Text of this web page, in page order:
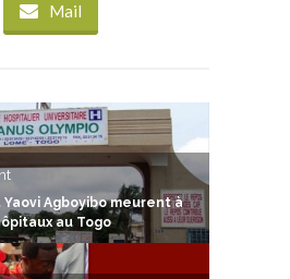
Mail
Agboyibo meurent à
au Togo